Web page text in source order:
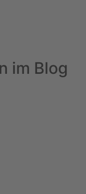
im Blog